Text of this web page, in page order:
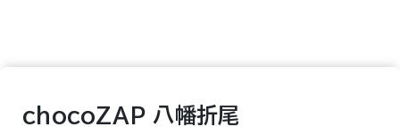
chocoZAP 八幡折尾